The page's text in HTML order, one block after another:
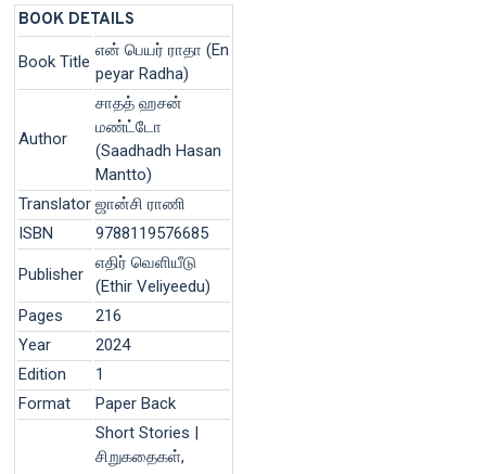
BOOK DETAILS
Book Title
என் பெயர் ராதா (En
peyar Radha)
Author
சாதத் ஹசன்
மண்ட்டோ
(Saadhadh Hasan
Mantto)
Translator ஜான்சி ராணி
ISBN
9788119576685
Publisher
எதிர் வெளியீடு
(Ethir Veliyeedu)
Pages
216
Year
2024
Edition
1
Format
Paper Back
Short Stories |
சிறுகதைகள்,